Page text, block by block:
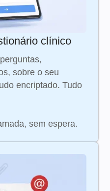
clínico
sobre o seu
encriptado. Tudo
sem espera.